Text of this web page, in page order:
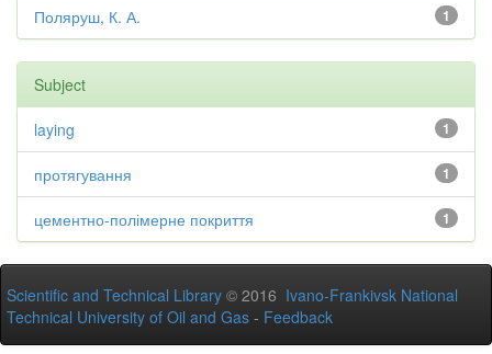
1
Поляруш, К. А.
Subject
1
laying
1
протягування
1
цементно-полімерне покриття
Scientific and Technical Library © 2016 Ivano-Frankivsk National
Technical University of Oil and Gas - Feedback